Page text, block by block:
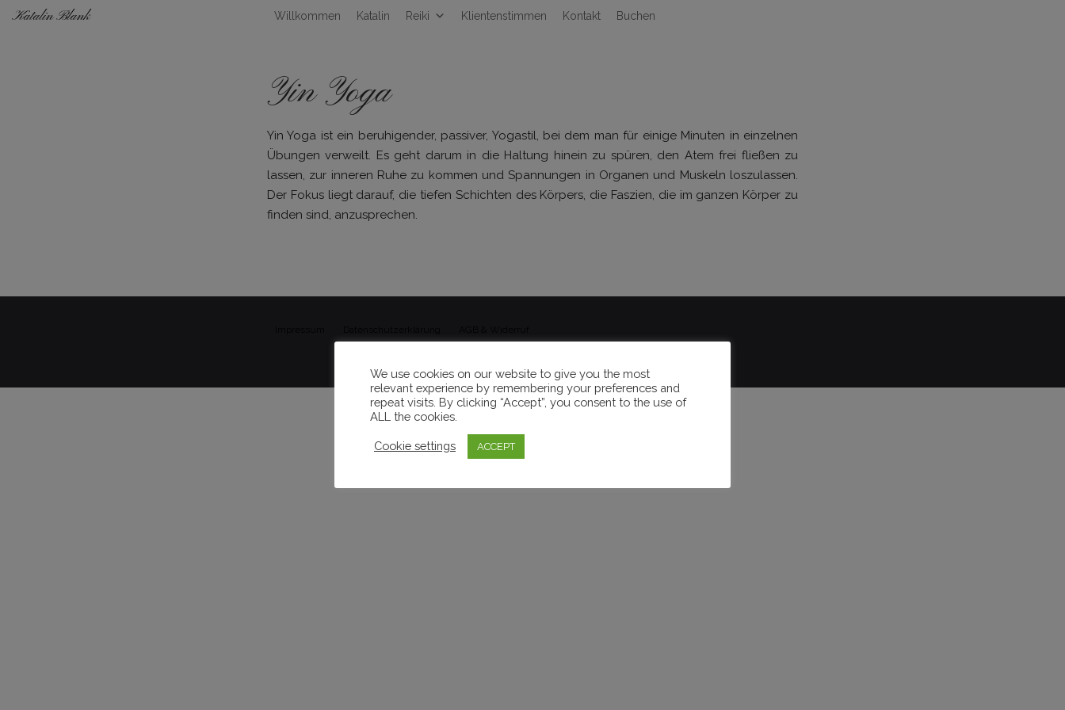
Katalin Blank Willkommen Katalin Reiki Klientenstimmen Kontakt Buchen
Yin Yoga
Yin Yoga ist ein beruhigender, passiver, Yogastil, bei dem man für einige Minuten in einzelnen
Übungen verweilt. Es geht darum in die Haltung hinein zu spüren, den Atem frei fließen zu
lassen, zur inneren Ruhe zu kommen und Spannungen in Organen und Muskeln loszulassen.
Der Fokus liegt darauf, die tiefen Schichten des Körpers, die Faszien, die im ganzen Körper zu
finden sind, anzusprechen.
We use cookies on our website to give you the most
relevant experience by remembering your preferences and
repeat visits. By clicking “Accept”, you consent to the use of
ALL the cookies.
Cookie settings ACCEPT